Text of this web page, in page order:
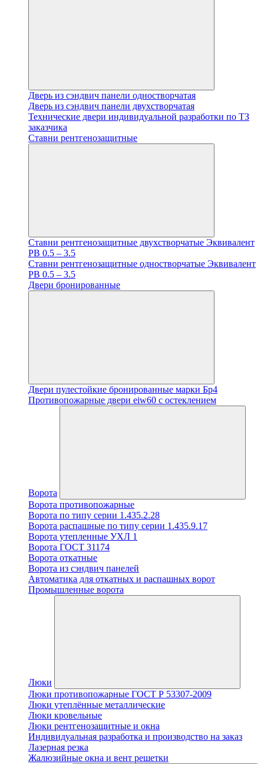
Дверь из сэндвич панели одностворчатая
Дверь из сэндвич панели двухстворчатая
Технические двери индивидуальной разработки по ТЗ
заказчика
Ставни рентгенозащитные
Ставни рентгенозащитные двухстворчатые Эквивалент
PB 0.5 – 3.5
Ставни рентгенозащитные одностворчатые Эквивалент
PB 0.5 – 3.5
Двери бронированные
Двери пулестойкие бронированные марки Бр4
Противопожарные двери eiw60 с остеклением
Ворота
Ворота противопожарные
Ворота по типу серии 1.435.2.28
Ворота распашные по типу серии 1.435.9.17
Ворота утепленные УХЛ 1
Ворота ГОСТ 31174
Ворота откатные
Ворота из сэндвич панелей
Автоматика для откатных и распашных ворот
Промышленные ворота
Люки
Люки противопожарные ГОСТ Р 53307-2009
Люки утеплённые металлические
Люки кровельные
Люки рентгенозащитные и окна
Индивидуальная разработка и производство на заказ
Лазерная резка
Жалюзийные окна и вент решетки